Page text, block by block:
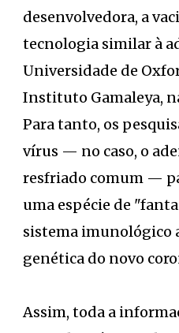
desenvolvedora, a
tecnologia similar à
Universidade de
Instituto Gamaleya,
Para tanto, os
vírus — no caso, o
resfriado comum —
uma espécie de
sistema imunológico
genética do novo
Assim, toda a